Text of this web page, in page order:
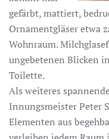
gefärbt, mattiert,
Ornamentgläser etwa
Wohnraum.
ungebetenen Blicken
Toilette.
Als weiteres
Innungsmeister Peter
Elementen aus